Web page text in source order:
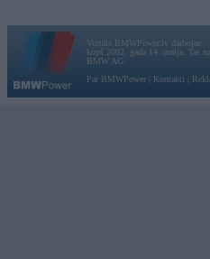
Vortāls BMWPower.lv darbojas
kopš 2002. gada 14. maija. Tas
BMW AG.
Par BMWPower
Kontakti